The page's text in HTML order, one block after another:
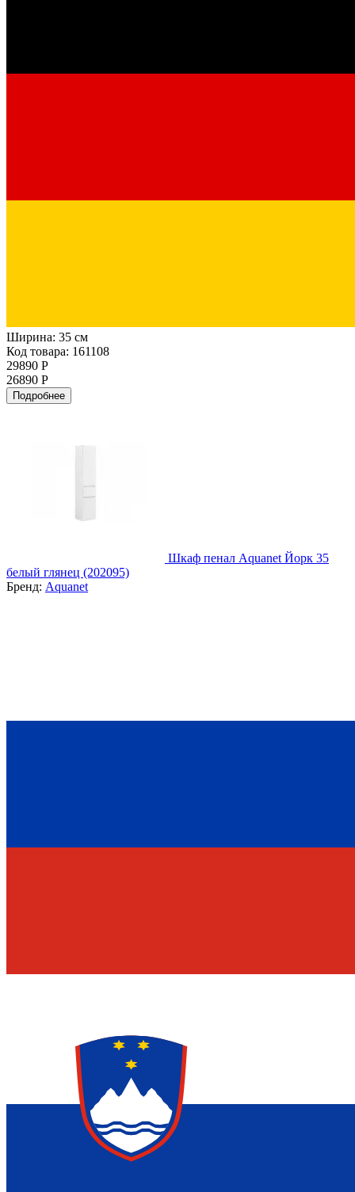
Ширина: 35 см
Код товара: 161108
29890 Р
26890 Р
Подробнее
Шкаф пенал Aquanet Йорк 35
белый глянец (202095)
Бренд: Aquanet